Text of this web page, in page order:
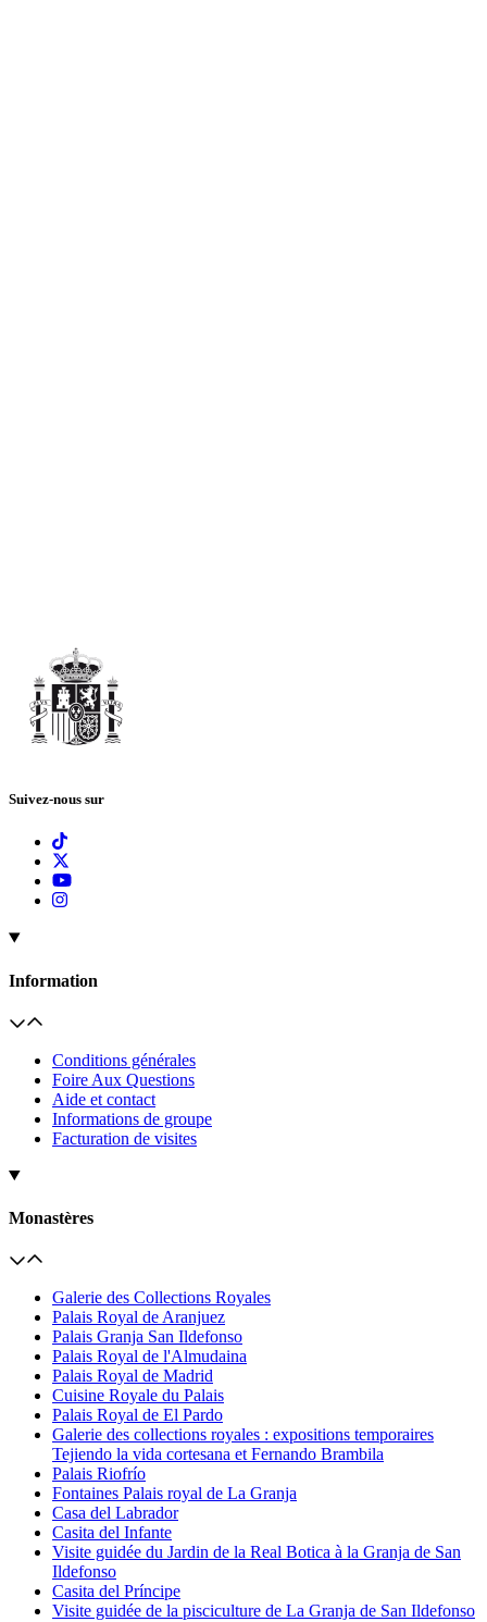
Suivez-nous sur
Information
Conditions générales
Foire Aux Questions
Aide et contact
Informations de groupe
Facturation de visites
Monastères
Galerie des Collections Royales
Palais Royal de Aranjuez
Palais Granja San Ildefonso
Palais Royal de l'Almudaina
Palais Royal de Madrid
Cuisine Royale du Palais
Palais Royal de El Pardo
Galerie des collections royales : expositions temporaires
Tejiendo la vida cortesana et Fernando Brambila
Palais Riofrío
Fontaines Palais royal de La Granja
Casa del Labrador
Casita del Infante
Visite guidée du Jardin de la Real Botica à la Granja de San
Ildefonso
Casita del Príncipe
Visite guidée de la pisciculture de La Granja de San Ildefonso